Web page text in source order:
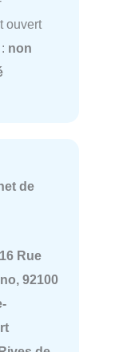
ouvert
non
de
16 Rue
92100